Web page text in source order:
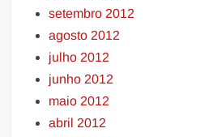
setembro 2012
agosto 2012
julho 2012
junho 2012
maio 2012
abril 2012